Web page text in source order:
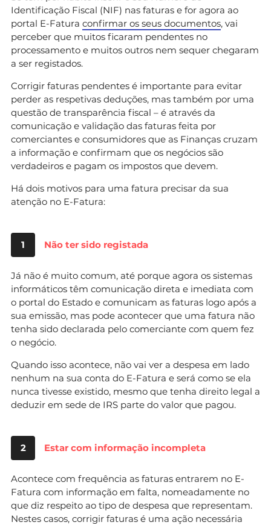
Identificação Fiscal (NIF) nas faturas e for agora ao
portal E-Fatura confirmar os seus documentos, vai
perceber que muitos ficaram pendentes no
processamento e muitos outros nem sequer chegaram
a ser registados.
Corrigir faturas pendentes é importante para evitar
perder as respetivas deduções, mas também por uma
questão de transparência fiscal – é através da
comunicação e validação das faturas feita por
comerciantes e consumidores que as Finanças cruzam
a informação e confirmam que os negócios são
verdadeiros e pagam os impostos que devem.
Há dois motivos para uma fatura precisar da sua
atenção no E-Fatura:
1 Não ter sido registada
Já não é muito comum, até porque agora os sistemas
informáticos têm comunicação direta e imediata com
o portal do Estado e comunicam as faturas logo após a
sua emissão, mas pode acontecer que uma fatura não
tenha sido declarada pelo comerciante com quem fez
o negócio.
Quando isso acontece, não vai ver a despesa em lado
nenhum na sua conta do E-Fatura e será como se ela
nunca tivesse existido, mesmo que tenha direito legal a
deduzir em sede de IRS parte do valor que pagou.
2 Estar com informação incompleta
Acontece com frequência as faturas entrarem no E-
Fatura com informação em falta, nomeadamente no
que diz respeito ao tipo de despesa que representam.
Nestes casos, corrigir faturas é uma ação necessária